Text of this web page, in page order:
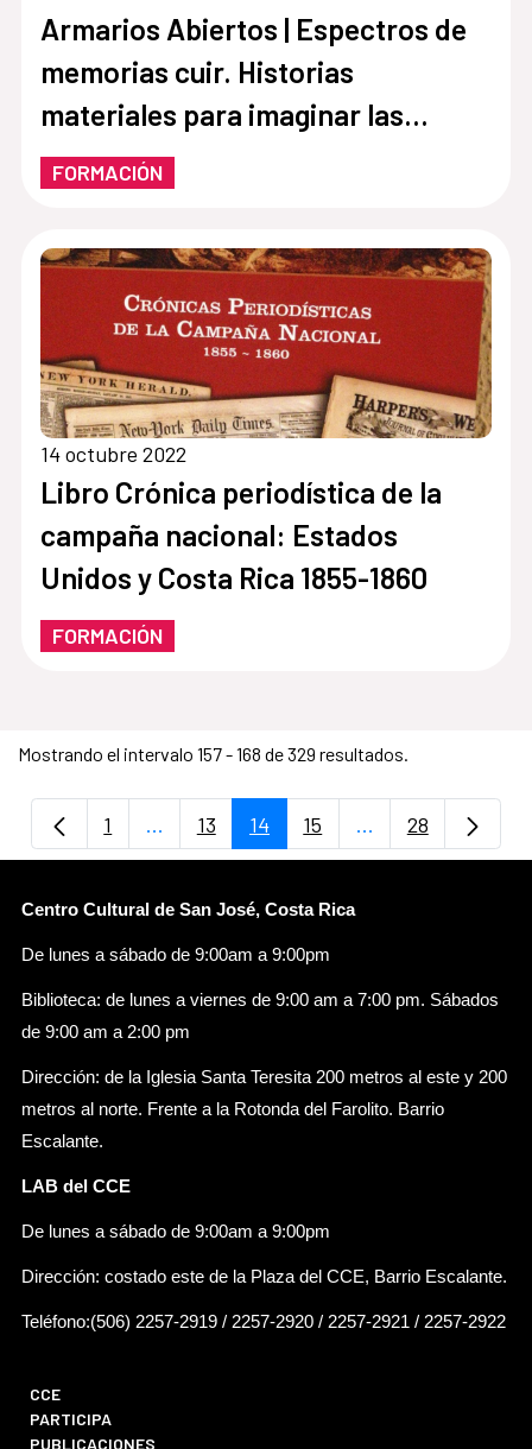
Armarios Abiertos | Espectros de
memorias cuir. Historias
materiales para imaginar las
archivas por venir
FORMACIÓN
14 octubre 2022
Libro Crónica periodística de la
campaña nacional: Estados
Unidos y Costa Rica 1855-1860
FORMACIÓN
Mostrando el intervalo 157 - 168 de 329 resultados.
Página
1 ...Páginas intermedias Use TAB para
Página
13 Página
14 Página
15 ...PáginasPágina
28
Centro Cultural de San José, Costa Rica
De lunes a sábado de 9:00am a 9:00pm
Biblioteca: de lunes a viernes de 9:00 am a 7:00 pm. Sábados
de 9:00 am a 2:00 pm
Dirección: de la Iglesia Santa Teresita 200 metros al este y 200
metros al norte. Frente a la Rotonda del Farolito. Barrio
Escalante.
LAB del CCE
De lunes a sábado de 9:00am a 9:00pm
Dirección: costado este de la Plaza del CCE, Barrio Escalante.
Teléfono:(506) 2257-2919 / 2257-2920 / 2257-2921 / 2257-2922
CCE
PARTICIPA
PUBLICACIONES